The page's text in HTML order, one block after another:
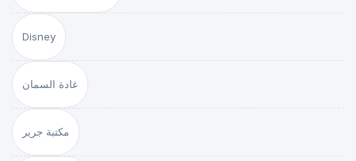
Disney
غادة السمان
مكتبة جرير